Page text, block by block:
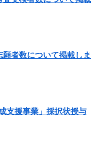
者数について掲載しま
支援事業」採択状授与